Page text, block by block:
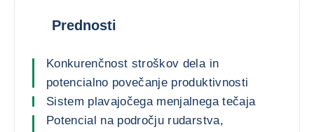
Prednosti
Konkurenčnost stroškov dela in
potencialno povečanje produktivnosti
Sistem plavajočega menjalnega tečaja
Potencial na področju rudarstva,